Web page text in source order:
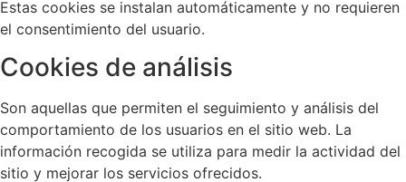
Estas cookies se instalan automáticamente y no requieren
el consentimiento del usuario.
Cookies de análisis
Son aquellas que permiten el seguimiento y análisis del
comportamiento de los usuarios en el sitio web. La
información recogida se utiliza para medir la actividad del
sitio y mejorar los servicios ofrecidos.